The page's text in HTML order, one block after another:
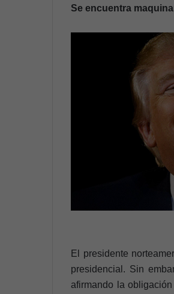
Se encuentra
El presidente
presidencial. Sin
afirmando la